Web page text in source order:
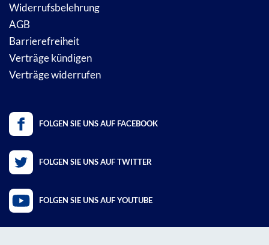
Widerrufsbelehrung
AGB
Barrierefreiheit
Verträge kündigen
Verträge widerrufen
FOLGEN SIE UNS AUF FACEBOOK
FOLGEN SIE UNS AUF TWITTER
FOLGEN SIE UNS AUF YOUTUBE